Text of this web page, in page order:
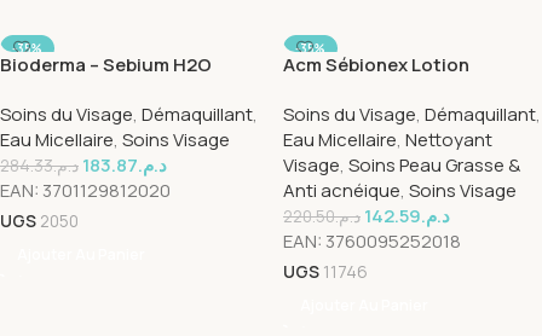
-35%
Bioderma – Sebium H2O
Soins du Visage, Démaquillant,
Eau Micellaire, Soins Visage
د.م.284.33 د.م.183.87
EAN: 3701129812020
UGS 2050
-35%
Acm Sébionex Lotion
Soins du Visage, Démaquillant,
Eau Micellaire, Nettoyant
Visage, Soins Peau Grasse &
Anti acnéique, Soins Visage
د.م.220.50 د.م.142.59
EAN: 3760095252018
UGS 11746